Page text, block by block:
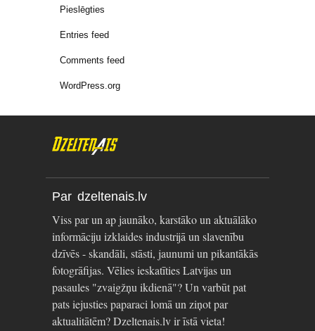
Pieslēgties
Entries feed
Comments feed
WordPress.org
Par dzeltenais.lv
Viss par un ap jaunāko, karstāko un aktuālāko
informāciju izklaides industrijā un slavenību
dzīvēs - skandāli, stāsti, jaunumi un pikantākās
fotogrāfijas. Vēlies ieskatīties Latvijas un
pasaules "zvaigžņu ikdienā"? Un varbūt pat
pats iejusties paparaci lomā un ziņot par
aktualitātēm? Dzeltenais.lv ir īstā vieta!